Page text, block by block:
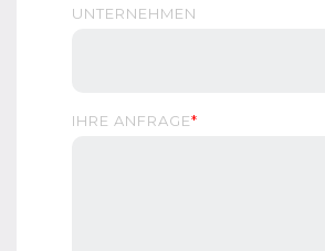
UNTERNEHMEN
IHRE ANFRAGE*